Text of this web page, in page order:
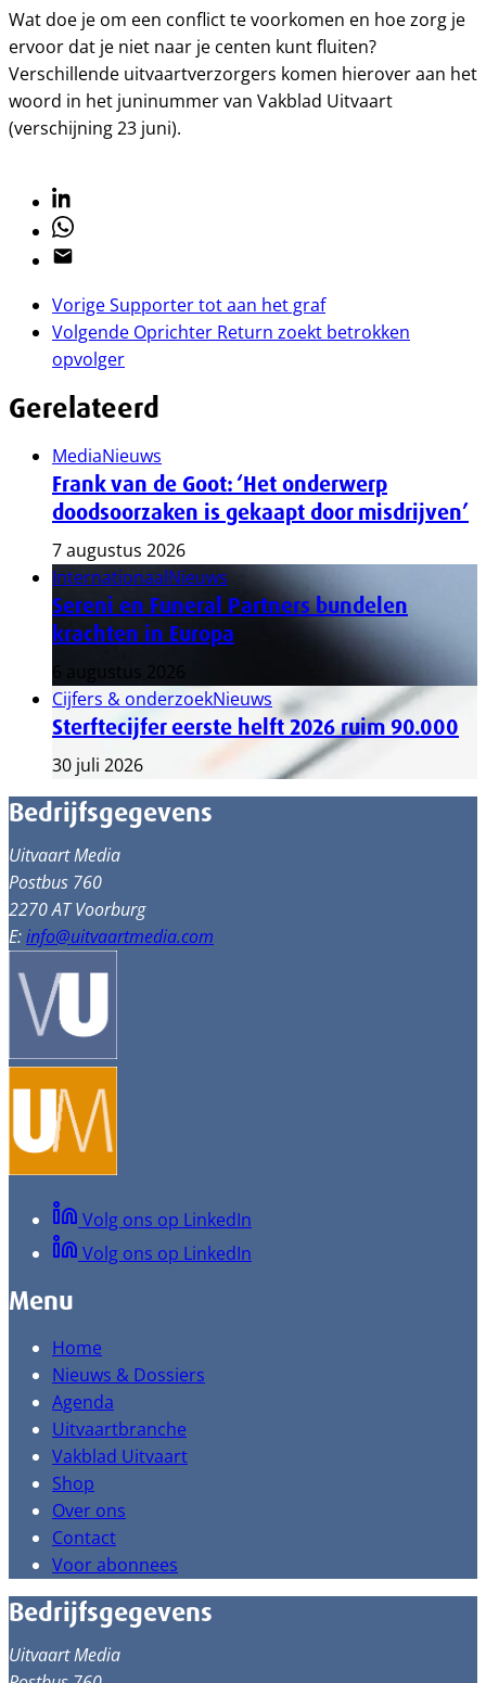
Wat doe je om een conflict te voorkomen en hoe zorg je
ervoor dat je niet naar je centen kunt fluiten?
Verschillende uitvaartverzorgers komen hierover aan het
woord in het juninummer van Vakblad Uitvaart
(verschijning 23 juni).
Linkedin
Whatsapp
Email
VorigeSupporter tot aan het graf
Volgende Oprichter Return zoekt betrokken
opvolger
Gerelateerd
MediaNieuws
Frank van de Goot: ‘Het onderwerp
doodsoorzaken is gekaapt door misdrijven’
7 augustus 2026
InternationaalNieuws
Sereni en Funeral Partners bundelen
krachten in Europa
6 augustus 2026
Cijfers & onderzoekNieuws
Sterftecijfer eerste helft 2026 ruim 90.000
30 juli 2026
Bedrijfsgegevens
Uitvaart Media
Postbus 760
2270 AT Voorburg
E:info@uitvaartmedia.com
Volg ons op LinkedIn
Volg ons op LinkedIn
Menu
Home
Nieuws & Dossiers
Agenda
Uitvaartbranche
Vakblad Uitvaart
Shop
Over ons
Contact
Voor abonnees
Bedrijfsgegevens
Uitvaart Media